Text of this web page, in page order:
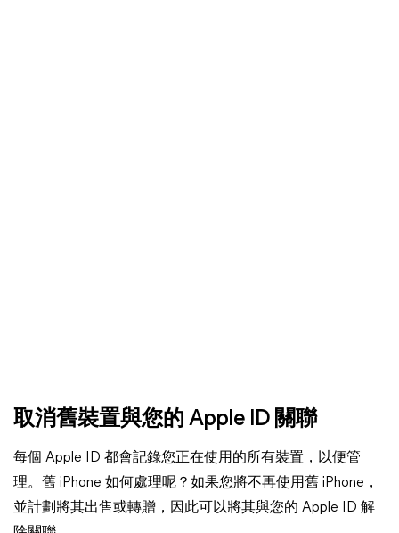
取消舊裝置與您的 Apple ID 關聯
每個 Apple ID 都會記錄您正在使用的所有裝置，以便管
理。舊 iPhone 如何處理呢？如果您將不再使用舊 iPhone，
並計劃將其出售或轉贈，因此可以將其與您的 Apple ID 解